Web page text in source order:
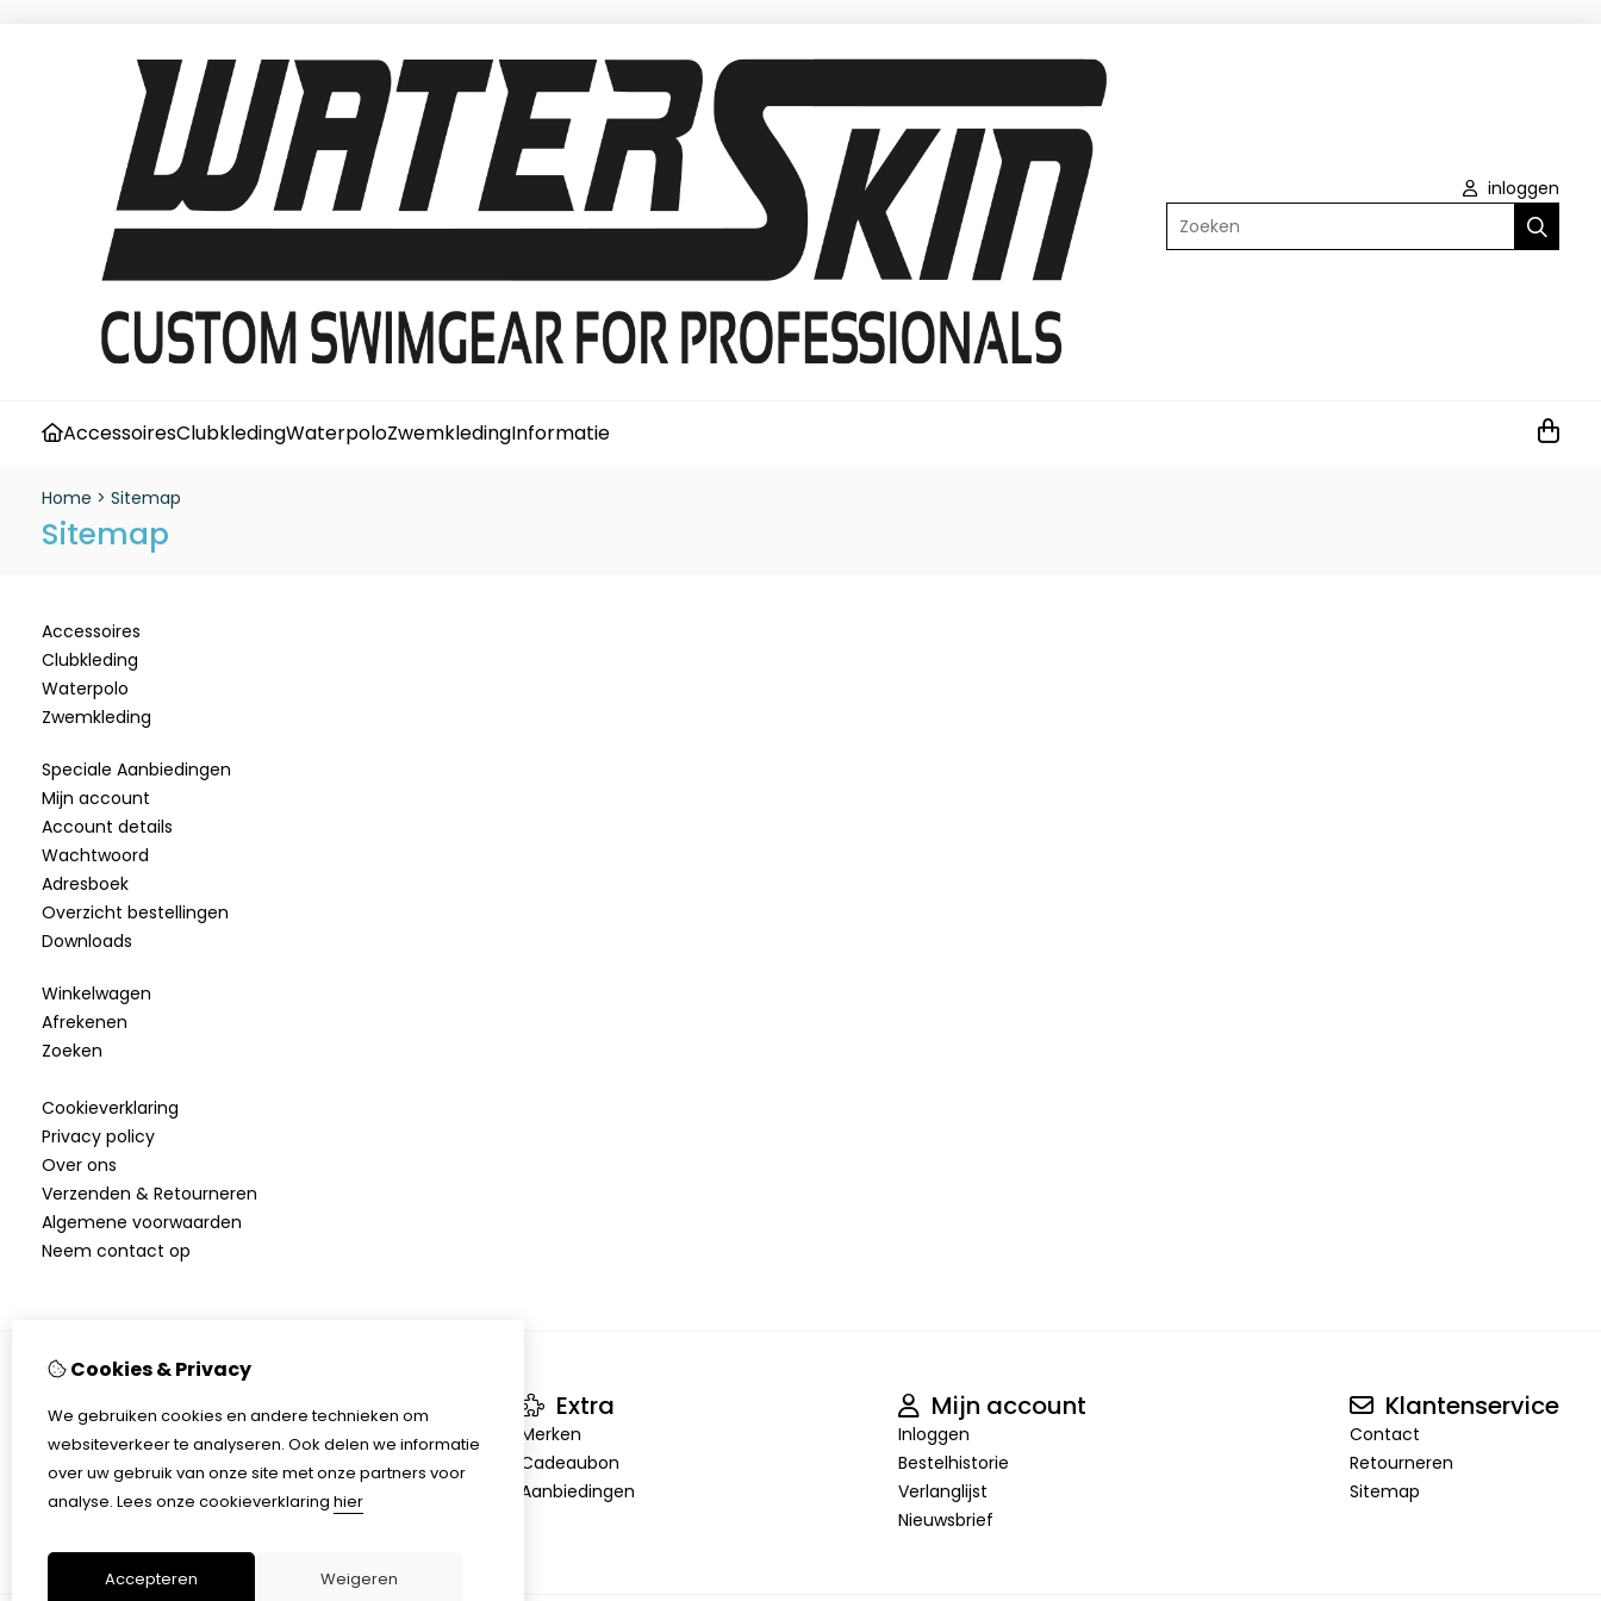
inloggen
Zoeken
AccessoiresClubkledingWaterpoloZwemkledingInformatie
Home > Sitemap
Sitemap
Accessoires
Clubkleding
Waterpolo
Zwemkleding
Speciale Aanbiedingen
Mijn account
Account details
Wachtwoord
Adresboek
Overzicht bestellingen
Downloads
Winkelwagen
Afrekenen
Zoeken
Cookieverklaring
Privacy policy
Over ons
Verzenden & Retourneren
Algemene voorwaarden
Neem contact op
Informatie
Over ons
Verzenden & Retourneren
Algemene voorwaarden
Extra
Merken
Cadeaubon
Aanbiedingen
Mijn account
Inloggen
Bestelhistorie
Verlanglijst
Nieuwsbrief
Klantenservice
Contact
Retourneren
Sitemap
Cookies & Privacy
We gebruiken cookies en andere technieken om
websiteverkeer te analyseren. Ook delen we informatie
over uw gebruik van onze site met onze partners voor
analyse. Lees onze cookieverklaring hier
Accepteren Weigeren